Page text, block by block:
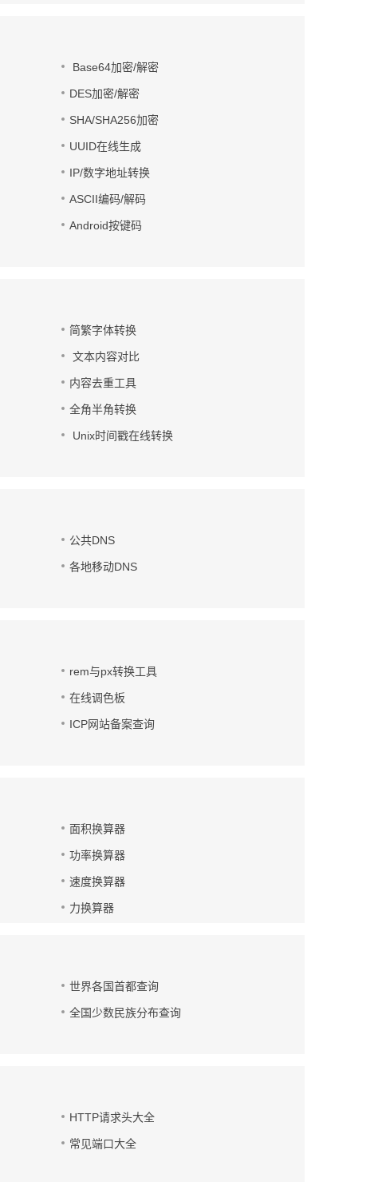
Base64加密/解密
DES加密/解密
SHA/SHA256加密
UUID在线生成
IP/数字地址转换
ASCII编码/解码
Android按键码
简繁字体转换
文本内容对比
内容去重工具
全角半角转换
Unix时间戳在线转换
公共DNS
各地移动DNS
rem与px转换工具
在线调色板
ICP网站备案查询
面积换算器
功率换算器
速度换算器
力换算器
世界各国首都查询
全国少数民族分布查询
HTTP请求头大全
常见端口大全